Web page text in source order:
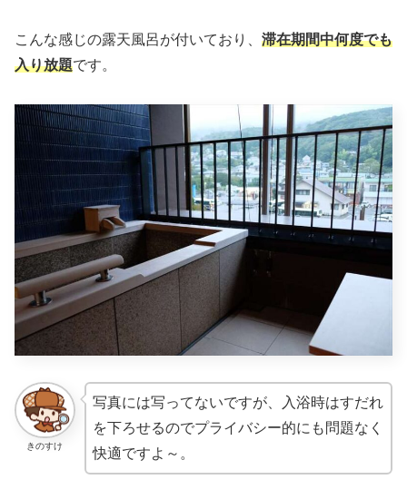
こんな感じの露天風呂が付いており、 滞在期間中何度でも
入り放題です。
きのすけ
写真には写ってないですが、入浴時はすだれ
を下ろせるのでプライバシー的にも問題なく
快適ですよ～。